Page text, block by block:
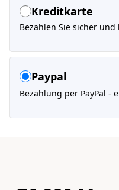
Kreditkarte
Bezahlen Sie sicher
Paypal
Bezahlung per PayPal -